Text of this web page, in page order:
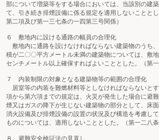
部について増築等をする場合においては、当該別の建
て、引き続き排煙設備に係る規定を適用しないことと
第二項及び第一三七条の一四第三号関係）
６ 敷地内に設ける通路の幅員の合理化
敷地内に通路を設けなければならない建築物のうち
積が二〇〇平方メートル未満の建築物については、敷
センチメートル以上確保すればよいこととした。（第一
７ 内装制限の対象となる建築物等の範囲の合理化
居室等の内装を難燃材料等としなければならないと
項から第六項までの規定は、火災が発生した場合に避
煙又はガスの降下が生じない建築物の部分として、床
消火設備及び排煙設備の設置の状況及び構造を考慮し
ものについては、適用しないこととした。（第一二八条